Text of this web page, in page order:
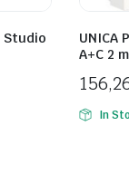
Studio
UNICA
A+C 2
In